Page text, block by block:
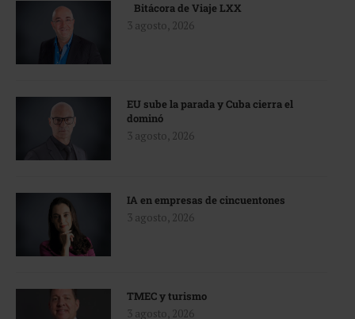
Bitácora de Viaje LXX
3 agosto, 2026
EU sube la parada y Cuba cierra el
dominó
3 agosto, 2026
IA en empresas de cincuentones
3 agosto, 2026
TMEC y turismo
3 agosto, 2026